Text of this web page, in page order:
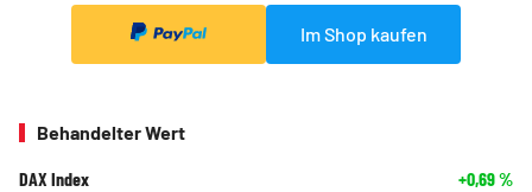
Im Shop kaufen
Behandelter Wert
DAX Index +0,69%